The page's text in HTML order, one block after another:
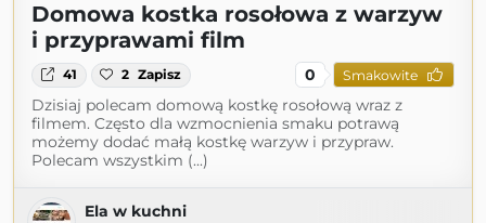
Domowa kostka rosołowa z warzyw
i przyprawami film
41 2 Zapisz 0 Smakowite
Dzisiaj polecam domową kostkę rosołową wraz z
filmem. Często dla wzmocnienia smaku potrawą
możemy dodać małą kostkę warzyw i przypraw.
Polecam wszystkim (...)
Ela w kuchni